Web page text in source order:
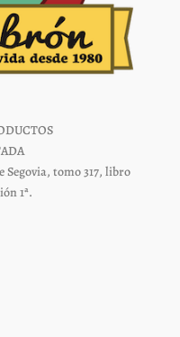
tomo 317, libro
1ª.